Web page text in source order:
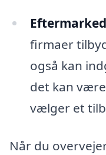
firmaer
også kan
det kan
vælger et
Når du